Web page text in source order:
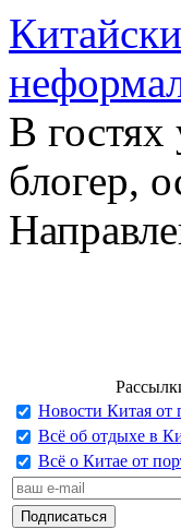
В
блогер,
Новости Китая от
Всё об отдыхе в
Всё о Китае от